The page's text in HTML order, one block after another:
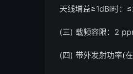
天线增益≥1dBi时：
(三) 载频容限：2
(四) 带外发射功率(